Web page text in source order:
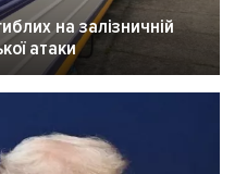
на залізничній
атаки